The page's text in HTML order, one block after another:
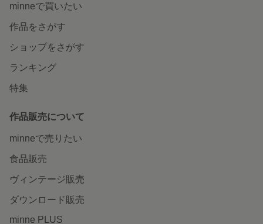
minneで買いたい
作品をさがす
ショップをさがす
ランキング
特集
作品販売について
minneで売りたい
食品販売
ヴィンテージ販売
ダウンロード販売
minne PLUS